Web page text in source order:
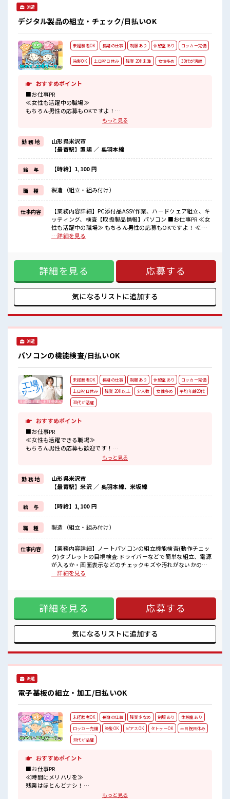
派遣
デジタル製品の組立・チェック/日払いOK
未経験者OK 長期の仕事 制服あり 休憩室あり ロッカー完備
染髪OK 土日祝日休み 残業 20H未満 女性多め 30代が活躍
おすすめポイント
■お仕事PR
≪女性も活躍中の職場≫
もちろん男性の応募もOKですよ！
≪ちょっとの残業で収入アップ≫
ほどよく稼げます♪
≪週休2日制≫
週末は家族や友人と一緒にプライベート満喫！
≪モチベーションもUP≫
派手過ぎなければ髪型や髪色自由♪
(規定有)≪ラクラク制服アリ≫
制服があるので、
毎日の服装の悩み解消♪
≪未経験OKの仕事≫
新しいことにチャレンジするのは不安だけど、
しっかり働く環境が整っています！
イチからスキルUP・ステップUP目指していきましょう！
髪型にこだわりのあるアナタは必見！
髪型自由な職場！
しっかり休める休憩室あり！
オンオフの切替もできちゃう！
もっと見る
勤 務 地
山形県米沢市
【最寄駅】置賜 ／ 奥羽本線
給 与 【時給】1,100 円
職 種 製造（組立・組み付け）
仕事内容
【業務内容詳細】PC添付品ASSY作業、ハードウェア組立、キ
ッティング、検査【取扱製品情報】パソコン ■お仕事PR ≪女
性も活躍中の職場≫ もちろん男性の応募もOKですよ！ ≪ち
ょっとの残業で収入アップ≫ 残業は月20時間未満で、 ほどよ
型や髪色自由♪ (規定有)≪ラクラク制服アリ≫ 制服があるの
で、 毎日の服装の悩み解消♪ ≪未経験OKの仕事≫ 新しいこ
とにチャレンジするのは不安だけど、 しっかり働く環境が整
っています！ イチからスキルUP・ステップUP目指していき
ましょう！ ■職場の雰囲気 女性も活躍しやすい雰囲気の職場
です！ 髪型にこだわりのあるアナタは必見！ 髪型自由な職
う！
…詳細を見る
詳細を見る 応募する
気になるリストに追加する
派遣
パソコンの機能検査/日払いOK
未経験者OK 長期の仕事 制服あり 休憩室あり
ロッカー完備
土日祝日休み
残業 20H以上 少人数 女性多め
平均年齢20代
30代が活躍
おすすめポイント
■お仕事PR
≪女性も活躍できる職場≫
もちろん男性の応募も歓迎です！
残業は月20時間以上あります♪
≪完全週休二日制≫
週末は家族や友人と一緒にプライベート満喫！
≪ラクラク制服アリ≫
制服があるので、
毎日の服装の悩み解消♪
≪初めての仕事だけど自分にもできそう≫
新しいことにチャレンジするのは不安だけど、
しっかり働く環境が整っています！
イチからスキルUP・ステップUP目指していきましょう！
■職場の雰囲気
女性も活躍しやすい雰囲気の職場です！
もっと見る
勤 務 地
山形県米沢市
【最寄駅】米沢 ／ 奥羽本線、米坂線
給 与 【時給】1,100 円
職 種 製造（組立・組み付け）
仕事内容
【業務内容詳細】ノートパソコンの組立機能検査(動作チェッ
ク)タブレットの目視検査:ドライバーなどで簡単な組立、電源
が入るか・画面表示などのチェックキズや汚れがないかの目
視確認:立ち仕事やライン作業となります。【取扱製品情報】
る方にオススメ。 残業は月20時間以上あります♪ ≪完全週休
二日制≫ 週末は家族や友人と一緒にプライベート満喫！ ≪ラ
クラク制服アリ≫ 制服があるので、 毎日の服装の悩み解消♪
≪初めての仕事だけど自分にもできそう≫ 新しいことにチャ
レンジするのは不安だけど、 しっかり働く環境が整っていま
す！ イチからスキルUP・ステップUP目指していきましょ
少人数の職場だから一緒に働く仲間との距離もグッと近い！
活気あふれる20代活躍中の職場です☆
…詳細を見る
詳細を見る 応募する
気になるリストに追加する
派遣
電子基板の組立・加工/日払いOK
未経験者OK 長期の仕事 残業少なめ 制服あり
休憩室あり
ロッカー完備
染髪OK ピアスOK タトゥーOK
土日祝日休み
30代が活躍
おすすめポイント
■お仕事PR
≪時間にメリハリを≫
残業はほとんどナシ！
場合によってはお願いすることもあります♪
もっと見る